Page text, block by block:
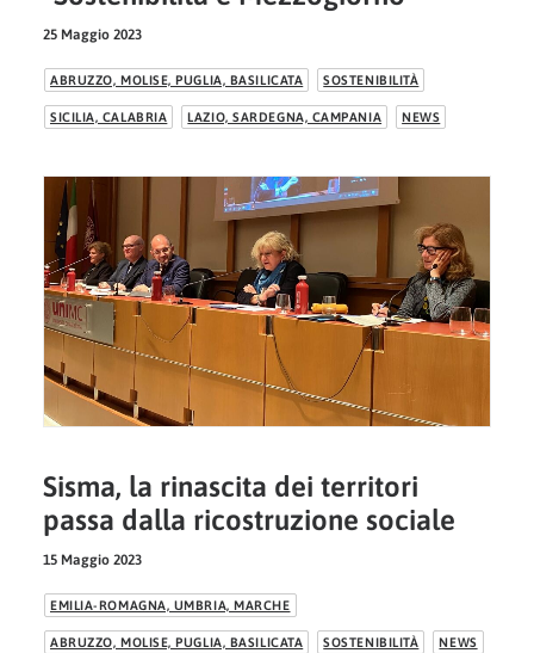
25 Maggio 2023
ABRUZZO, MOLISE, PUGLIA, BASILICATA SOSTENIBILITÀ
SICILIA, CALABRIA LAZIO, SARDEGNA, CAMPANIA NEWS
Sisma, la rinascita dei territori
passa dalla ricostruzione sociale
15 Maggio 2023
EMILIA-ROMAGNA, UMBRIA, MARCHE
ABRUZZO, MOLISE, PUGLIA, BASILICATA SOSTENIBILITÀ NEWS